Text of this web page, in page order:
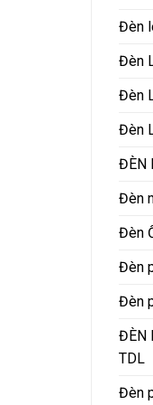
Đèn
Đèn
Đèn
Đèn
ĐÈN
Đèn
Đèn
Đèn
Đèn
ĐÈN
TDL
Đèn